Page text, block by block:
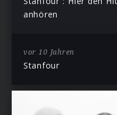
anhören
vor 10 Jahren
Stanfour